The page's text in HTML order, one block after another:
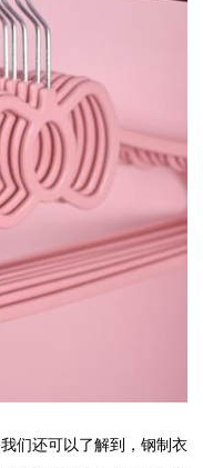
我们还可以了解到，钢制衣